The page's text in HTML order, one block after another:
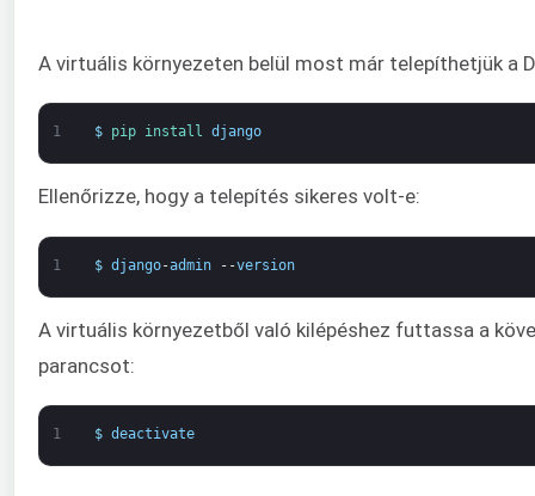
A virtuális környezeten belül most már telepíthetjük a
1 $ pip install django
Ellenőrizze, hogy a telepítés sikeres volt-e:
1 $ django-admin --version
A virtuális környezetből való kilépéshez futtassa a
parancsot:
1 $ deactivate